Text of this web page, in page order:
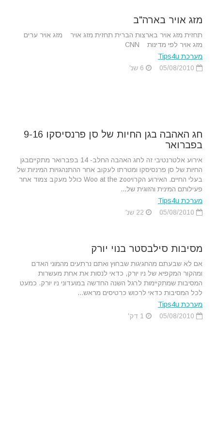
מזג אויר בארה"ב
תחזית מזג אויר בארצות הברית תחזית מזג אויר מזג אויר ערים
מזג אויר לפי מדינות CNN
מערכת Tips4u
חג האהבה בגן החיות של סן פרנסיסקו 9-16
בפברואר
אירוע אלטרנטיבי זה לחג האהבה החלב- 14 בפברואר מתקייםבגן
החיות של סן פרנסיסקו ומטרתו לעקוב אחר ההתנהגויות המיניות של
בעלי החיים. האירוע הקרויWoo at the zoo כולל מעקב צמוד אחר
פעילותם המינית והזוגית של...
מערכת Tips4u
מסיבות סילבסטר בנוי יורק
אם לא שבעתם מהחגיגות שבחוץ ואתם נרתעים מהמוני האדם
ומהקור המקפיא של ניו יורק, כדאי לנסות את אחת מעשרות
המסיבות שמתקיימות לרגל השנה החדשה במועדוני ניו יורק. כמעט
לכל המסיבות כדאי לרכוש כרטיסים מראש...
מערכת Tips4u